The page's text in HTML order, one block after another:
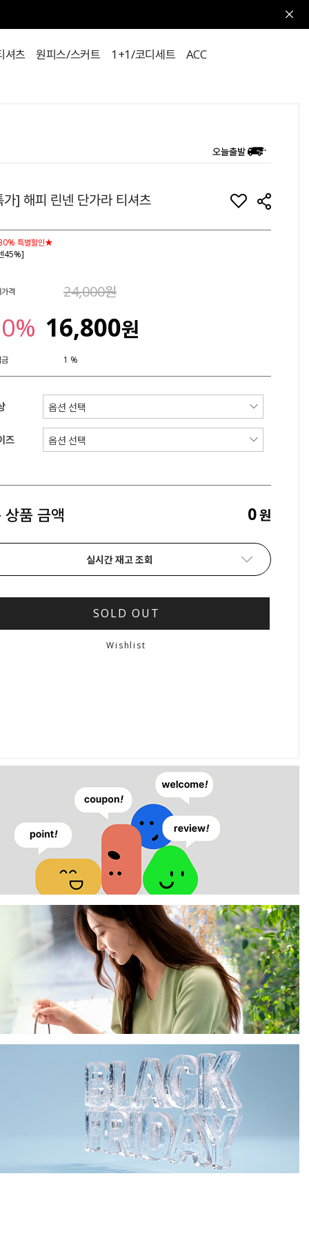
셔츠 원피스/스커트 1+1/코디세트 ACC
가] 해피 린넨 단가라 티셔츠
특별할인★
45%]
격 24,000원
16,800원
1 %
즈
상품 금액 0원
실시간 재고 조회
SOLD OUT
Wishlist